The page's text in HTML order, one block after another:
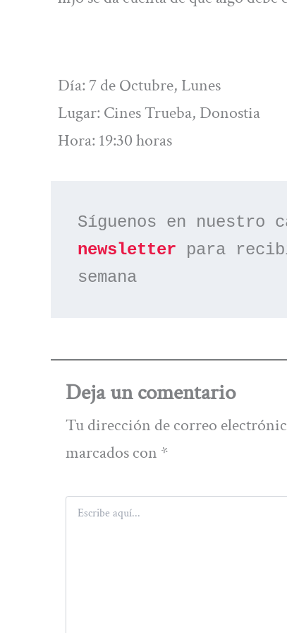
Día: 7 de Octubre, Lunes
Lugar: Cines Trueba, Donostia
Hora: 19:30 horas
Síguenos en nuestro
newsletter para
semana
Deja un comentario
Tu dirección de correo
marcados con *
aquí...